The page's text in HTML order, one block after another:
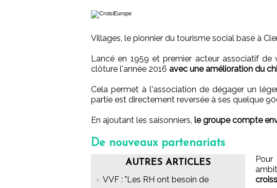
Villages, le pionnier du tourisme social basé à
Lancé en 1959 et premier acteur associatif de
clôture l'année 2016 avec une amélioration du
Cela permet à l'association de dégager un
partie est directement reversée à ses quelque
En ajoutant les saisonniers, le groupe compte
De nouveaux partenariats
AUTRES ARTICLES
VVF : "Les RH ont besoin de